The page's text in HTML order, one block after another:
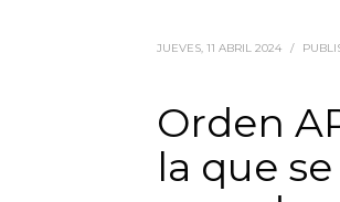
JUEVES, 11 ABRIL 2024 /
Orden
la que